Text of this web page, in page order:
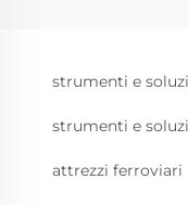
strumenti e
strumenti e
attrezzi ferroviari